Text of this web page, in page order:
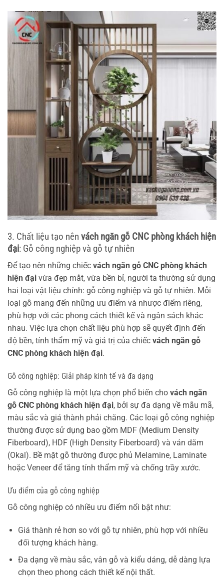
3. Chất liệu tạo nên vách ngăn gỗ CNC phòng khách hiện
đại: Gỗ công nghiệp và gỗ tự nhiên
Để tạo nên những chiếc vách ngăn gỗ CNC phòng khách
hiện đại vừa đẹp mắt, vừa bền bỉ, người ta thường sử dụng
hai loại vật liệu chính: gỗ công nghiệp và gỗ tự nhiên. Mỗi
loại gỗ mang đến những ưu điểm và nhược điểm riêng,
phù hợp với các phong cách thiết kế và ngân sách khác
nhau. Việc lựa chọn chất liệu phù hợp sẽ quyết định đến
độ bền, tính thẩm mỹ và giá trị của chiếc vách ngăn gỗ
CNC phòng khách hiện đại.
Gỗ công nghiệp: Giải pháp kinh tế và đa dạng
Gỗ công nghiệp là một lựa chọn phổ biến cho vách ngăn
gỗ CNC phòng khách hiện đại, bởi sự đa dạng về mẫu mã,
màu sắc và giá thành phải chăng. Các loại gỗ công nghiệp
thường được sử dụng bao gồm MDF (Medium Density
Fiberboard), HDF (High Density Fiberboard) và ván dăm
(Okal). Bề mặt gỗ thường được phủ Melamine, Laminate
hoặc Veneer để tăng tính thẩm mỹ và chống trầy xước.
Ưu điểm của gỗ công nghiệp
Gỗ công nghiệp có nhiều ưu điểm nổi bật như:
Giá thành rẻ hơn so với gỗ tự nhiên, phù hợp với nhiều
đối tượng khách hàng.
Đa dạng về màu sắc, vân gỗ và kiểu dáng, dễ dàng lựa
chọn theo phong cách thiết kế nội thất.